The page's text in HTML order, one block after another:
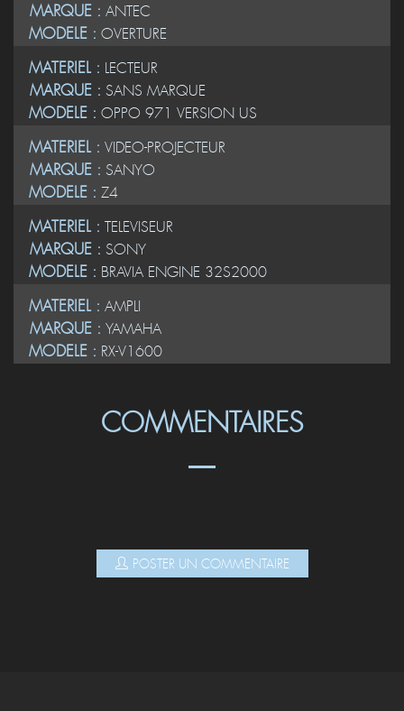
MARQUE : ANTEC
MODELE : OVERTURE
MATERIEL : LECTEUR
MARQUE : SANS MARQUE
MODELE : OPPO 971 VERSION US
MATERIEL : VIDEO-PROJECTEUR
MARQUE : SANYO
MODELE : Z4
MATERIEL : TELEVISEUR
MARQUE : SONY
MODELE : BRAVIA ENGINE 32S2000
MATERIEL : AMPLI
MARQUE : YAMAHA
MODELE : RX-V1600
COMMENTAIRES
POSTER UN COMMENTAIRE